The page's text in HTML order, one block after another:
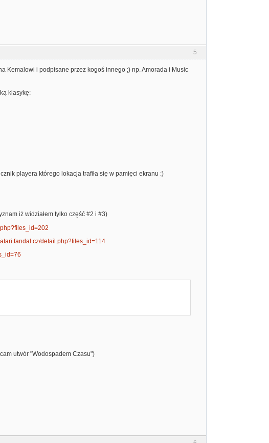
5
Kemalowi i podpisane przez kogoś innego ;) np. Amorada i Music
klasykę:
playera którego lokacja trafiła się w pamięci ekranu :)
iż widziałem tylko część #2 i #3)
detail.php?files_id=114
utwór "Wodospadem Czasu")